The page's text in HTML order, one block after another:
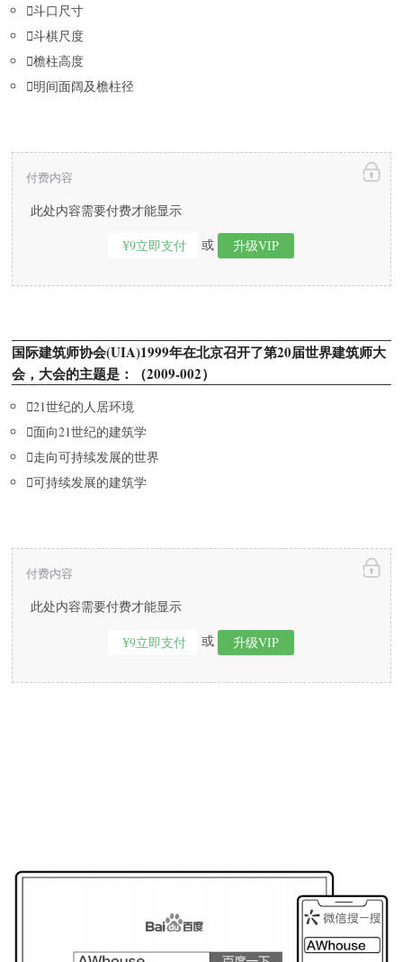
斗口尺寸
斗棋尺度
檐柱高度
明间面阔及檐柱径
此处内容需要付费才能显示
¥9立即支付 或 升级VIP
付费内容
国际建筑师协会(UIA)1999年在北京召开了第20届世界建筑师大
会，大会的主题是：（2009-002）
21世纪的人居环境
面向21世纪的建筑学
走向可持续发展的世界
可持续发展的建筑学
此处内容需要付费才能显示
¥9立即支付 或 升级VIP
付费内容